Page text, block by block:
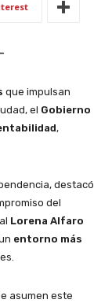
que impulsan
el Gobierno
,
destacó
del
Lorena Alfaro
entorno más
asumen este